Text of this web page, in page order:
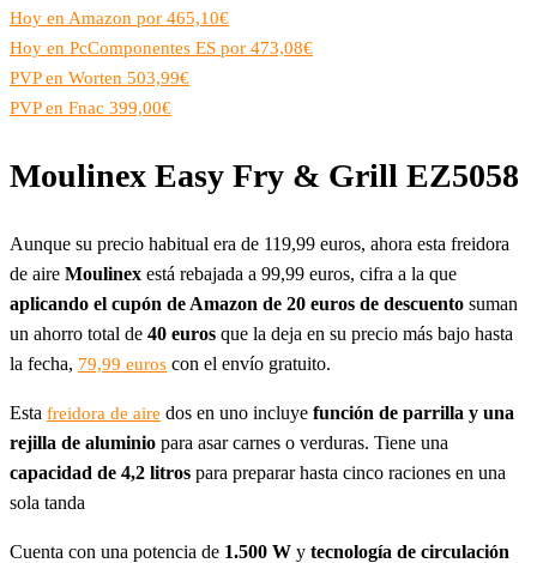
Hoy en Amazon por 465,10€
Hoy en PcComponentes ES por 473,08€
PVP en Worten 503,99€
PVP en Fnac 399,00€
Moulinex Easy Fry & Grill EZ5058
Aunque su precio habitual era de 119,99 euros, ahora esta freidora
de aire Moulinex está rebajada a 99,99 euros, cifra a la que
aplicando el cupón de Amazon de 20 euros de descuento suman
un ahorro total de 40 euros que la deja en su precio más bajo hasta
la fecha, 79,99 euros con el envío gratuito.
Esta freidora de aire dos en uno incluye función de parrilla y una
rejilla de aluminio para asar carnes o verduras. Tiene una
capacidad de 4,2 litros para preparar hasta cinco raciones en una
sola tanda
Cuenta con una potencia de 1.500 W y tecnología de circulación